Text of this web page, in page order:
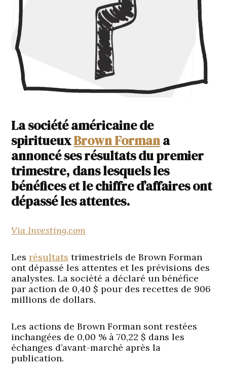
La société américaine de
spiritueuxBrown Formana
annoncé ses résultats du premier
trimestre, dans lesquels les
bénéfices et le chiffre d’affaires ont
dépassé les attentes.
Via Investing.com
Lesrésultats trimestriels de Brown Forman
ont dépassé les attentes et les prévisions des
analystes. La société a déclaré un bénéfice
par action de 0,40 $ pour des recettes de 906
millions de dollars.
Les actions de Brown Forman sont restées
inchangées de 0,00 % à 70,22 $ dans les
échanges d’avant-marché après la
publication.